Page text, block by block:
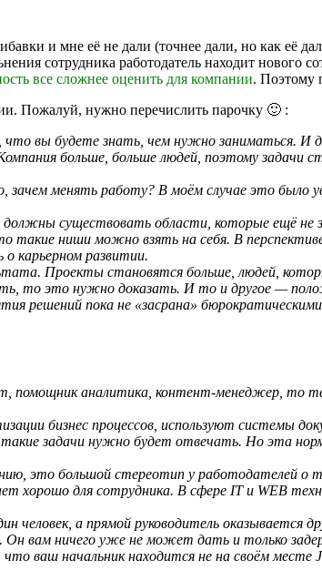
и мне её не дали (точнее дали, но как её
сотрудника работодатель находит нового
все сложнее оценить для компании. Поэтому
Пожалуй, нужно перечислить парочку 🙂 :
вы будете знать, чем нужно заниматься. И
больше, больше людей, поэтому задачи
менять работу? В моём случае это было
существовать области, которые ещё не
такие ниши можно взять на себя. В
карьерном развитии.
Проекты становятся больше, людей,
то это нужно доказать. И то и другое —
решений пока не «засрана»
помощник аналитика, контент-менеджер, то
бизнес процессов, используют системы
задачи нужно будет отвечать. Но эта
это большой стереотип у работодателей
хорошо для сотрудника. В сфере IT и WEB
человек, а прямой руководитель оказывается
Он вам ничего уже не может дать и только
ваш начальник находится не на своём месте